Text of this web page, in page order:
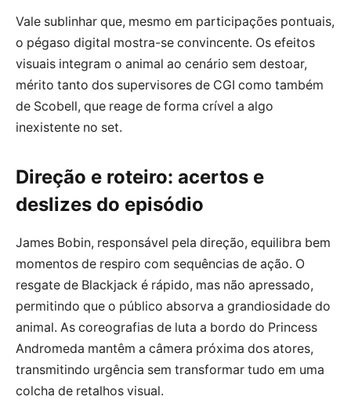
Vale sublinhar que, mesmo em participações pontuais,
o pégaso digital mostra-se convincente. Os efeitos
visuais integram o animal ao cenário sem destoar,
mérito tanto dos supervisores de CGI como também
de Scobell, que reage de forma crível a algo
inexistente no set.
Direção e roteiro: acertos e
deslizes do episódio
James Bobin, responsável pela direção, equilibra bem
momentos de respiro com sequências de ação. O
resgate de Blackjack é rápido, mas não apressado,
permitindo que o público absorva a grandiosidade do
animal. As coreografias de luta a bordo do Princess
Andromeda mantêm a câmera próxima dos atores,
transmitindo urgência sem transformar tudo em uma
colcha de retalhos visual.